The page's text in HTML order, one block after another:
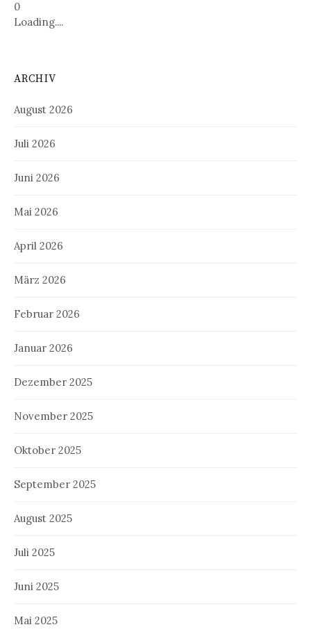
0
Loading....
ARCHIV
August 2026
Juli 2026
Juni 2026
Mai 2026
April 2026
März 2026
Februar 2026
Januar 2026
Dezember 2025
November 2025
Oktober 2025
September 2025
August 2025
Juli 2025
Juni 2025
Mai 2025